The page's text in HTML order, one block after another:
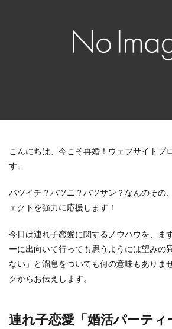
こんにちは、今こそ再婚！ウェブサイトプ
す。
バツイチ？バツニ？バツサン？なんのその
ェクトを強力に応援します！
今日は連れ子恋愛に関するノウハウを、ま
ーに出向いて行っても思うようには望みの
ない」と溜息をついても何の意味もありま
クからお伝えします。
連れ子恋愛「婚活パーティ